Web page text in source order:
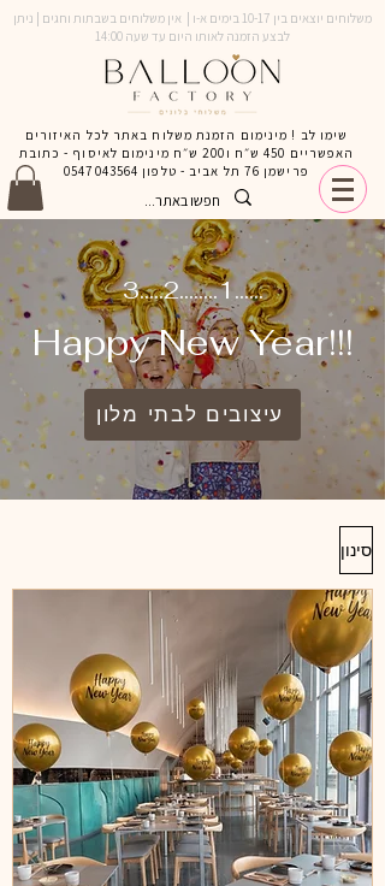
משלוחים יוצאים בין 10-17 בימים א-ו | אין משלוחים בשבתות וחגים | ניתן
לבצע הזמנה לאותו היום עד שעה 14:00
שימו לב ! מינימום הזמנת משלוח באתר לכל האיזורים
האפשריים 450 ש״ח ו200 ש״ח מינימום לאיסוף - כתובת
פרישמן 76 תל אביב - טלפון
0547043564
3.....2........1......
Happy New Year!!!
עיצובים לבתי מלון
סינון